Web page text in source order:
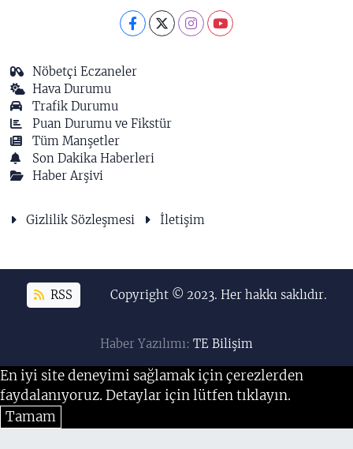
Nöbetçi Eczaneler
Hava Durumu
Trafik Durumu
Puan Durumu ve Fikstür
Tüm Manşetler
Son Dakika Haberleri
Haber Arşivi
Gizlilik Sözleşmesi İletişim
RSS Copyright © 2023. Her hakkı saklıdır.
Haber Yazılımı: TE Bilişim
En iyi site deneyimi sağlamak için çerezlerden
faydalanıyoruz. Detaylar için lütfen tıklayın.
Tamam